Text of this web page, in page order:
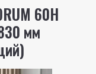
60H
мм